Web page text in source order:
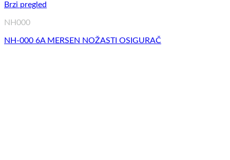
Brzi pregled
NH000
NH-000 6A MERSEN NOŽASTI OSIGURAČ